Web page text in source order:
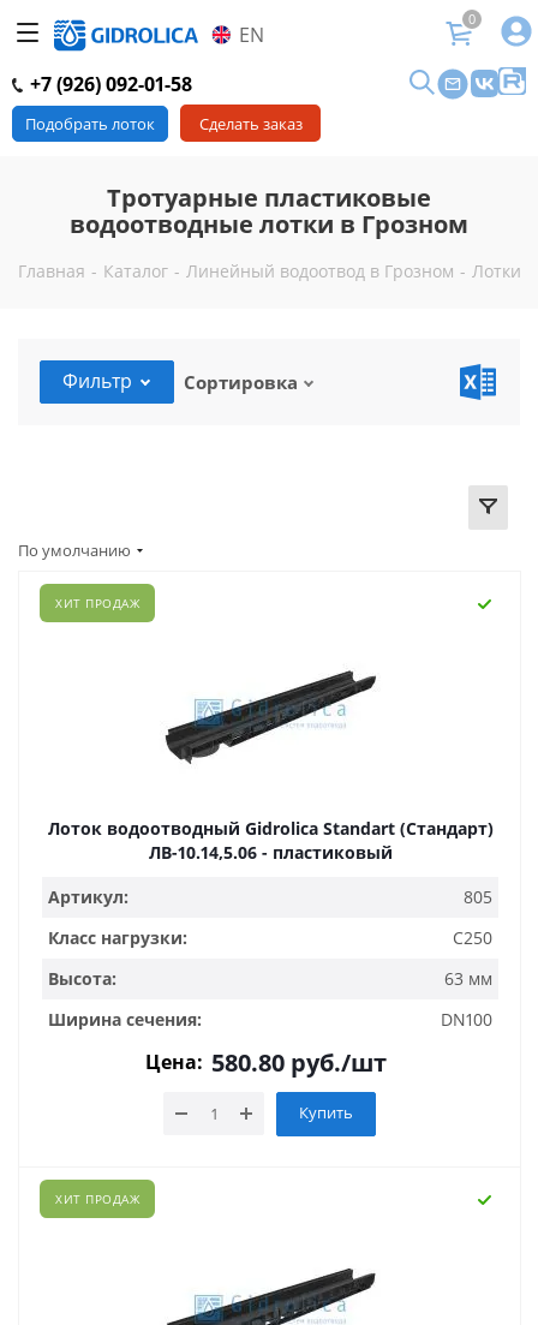
EN
0
+7 (926) 092-01-58
Подобрать лоток Сделать заказ
Тротуарные пластиковые
водоотводные лотки в Грозном
Главная - Каталог - Линейный водоотвод в Грозном - Лотки
Фильтр Сортировка
По умолчанию
ХИТ ПРОДАЖ
Лоток водоотводный Gidrolica Standart (Стандарт)
ЛВ-10.14,5.06 - пластиковый
Артикул:
805
Класс нагрузки:
C250
Высота:
63 мм
Ширина сечения:
DN100
Цена: 580.80 руб./шт
Купить
ХИТ ПРОДАЖ